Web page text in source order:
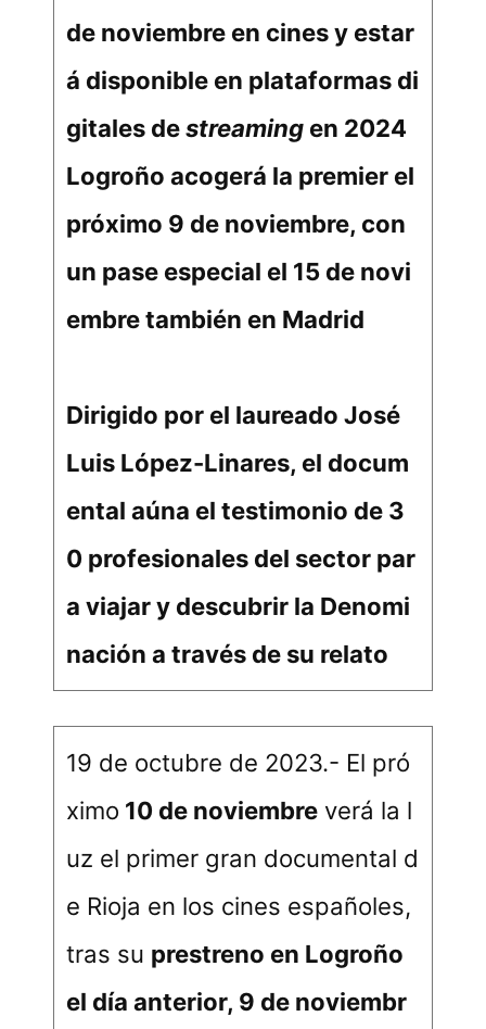
de noviembre en cines y estar
á disponible en plataformas di
gitales destreaming en 2024
Logroño acogerá la premier el
próximo 9 de noviembre, con
un pase especial el 15 de novi
embre también en Madrid
Dirigido por el laureado José
Luis López-Linares, el docum
ental aúna el testimonio de 3
0 profesionales del sector par
a viajar y descubrir la Denomi
nación a través de su relato
19 de octubre de 2023.- El pró
ximo 10 de noviembreverá la l
uz el primer gran documental d
e Rioja en los cines españoles,
tras su prestreno en Logroño
el día anterior, 9 de noviembr